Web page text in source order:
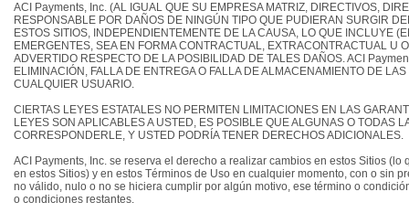
ACI Payments, Inc. (AL IGUAL QUE SU EMPRESA MATRIZ, DIRECTIVOS,
RESPONSABLE POR DAÑOS DE NINGÚN TIPO QUE PUDIERAN SURGIR
ESTOS SITIOS, INDEPENDIENTEMENTE DE LA CAUSA, LO QUE INCLUYE
EMERGENTES, SEA EN FORMA CONTRACTUAL, EXTRACONTRACTUAL U
ADVERTIDO RESPECTO DE LA POSIBILIDAD DE TALES DAÑOS. ACI
ELIMINACIÓN, FALLA DE ENTREGA O FALLA DE ALMACENAMIENTO DE
CUALQUIER USUARIO.
CIERTAS LEYES ESTATALES NO PERMITEN LIMITACIONES EN LAS
LEYES SON APLICABLES A USTED, ES POSIBLE QUE ALGUNAS O
CORRESPONDERLE, Y USTED PODRÍA TENER DERECHOS ADICIONALES.
ACI Payments, Inc. se reserva el derecho a realizar cambios en estos Sitios
en estos Sitios) y en estos Términos de Uso en cualquier momento, con o sin
no válido, nulo o no se hiciera cumplir por algún motivo, ese término o
o condiciones restantes.